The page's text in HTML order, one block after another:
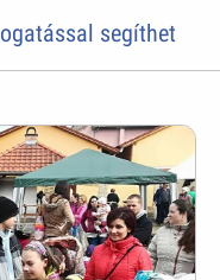
segíthet